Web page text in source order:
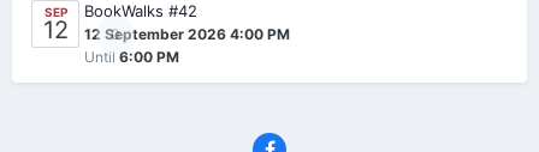
SEP
12 0
BookWalks #42
12 September 2026 4:00 PM
Until 6:00 PM